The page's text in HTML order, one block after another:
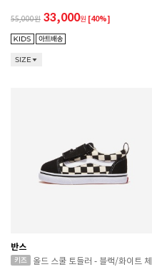
55,000 33,000원 [40%]
SIZE
반스
올드 스쿨 토들러 - 블랙/화이트 체